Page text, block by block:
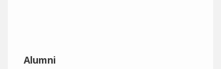
Alumni